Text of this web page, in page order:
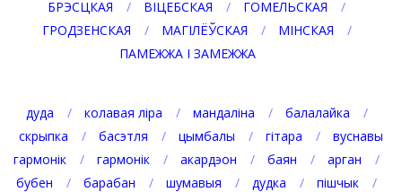
БРЭСЦКАЯ ВІЦЕБСКАЯ
ГОМЕЛЬСКАЯ
ГРОДЗЕНСКАЯ
МАГІЛЁЎСКАЯ
МІНСКАЯ
ПАМЕЖЖА І ЗАМЕЖЖА
дуда колавая ліра мандаліна
балалайка
скрыпка
басэтля цымбалы гітара
вуснавы
гармонік
гармонік акардэон баян
арган
бубен
барабан шумавыя дудка
пішчык